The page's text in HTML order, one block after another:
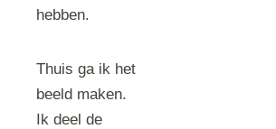
hebben.
Thuis ga ik het
beeld maken.
Ik deel de